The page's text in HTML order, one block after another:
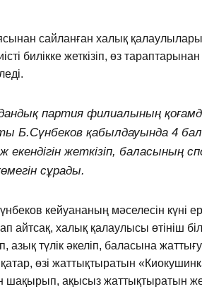
сайланған халық
билікке жеткізіп, өз
партия филиалының
Б.Сүнбеков қабылдауында 4
жеткізіп, баласының
сұрады.
кейуананың мәселесін күні
айтсақ, халық қалаулысы өтініш
түлік әкеліп, баласына
өзі жаттықтыратын
ақысыз жаттықтыратын